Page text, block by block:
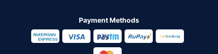
Payment Methods